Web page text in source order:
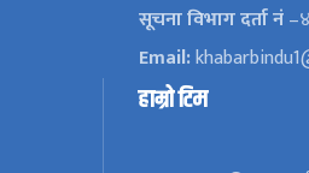
सूचना विभाग दर्ता नं
Email:
हाम्रो टिम